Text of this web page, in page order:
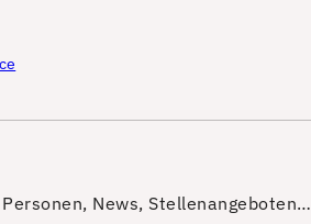
News, Stellenangeboten…